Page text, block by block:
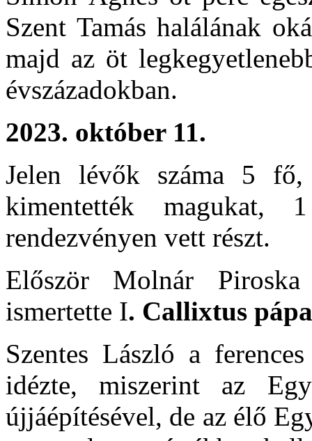
Szent Tamás halálának
majd az öt
évszázadokban.
2023. október 11.
Jelen lévők száma 5
kimentették magukat,
rendezvényen vett részt.
Először Molnár Piroska
ismertette I. Callixtus pápa
Szentes László a
idézte, miszerint az
újjáépítésével, de az élő